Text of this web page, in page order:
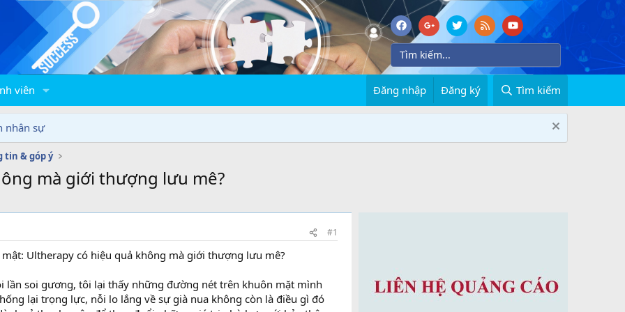
viên Đăng nhập Đăng ký Tìm kiếm
nhân sự
tin & góp ý
mà giới thượng lưu mê?
#1
mật: Ultherapy có hiệu quả không mà giới thượng lưu mê?
lần soi gương, tôi lại thấy những đường nét trên khuôn mặt mình
lại trọng lực, nỗi lo lắng về sự già nua không còn là điều gì đó